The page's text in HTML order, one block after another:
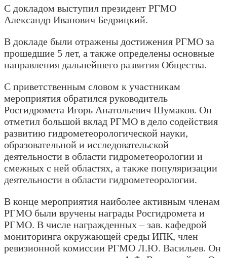
С докладом выступил президент РГМО
Александр Иванович Бедрицкий.
В докладе были отражены достижения РГМО за
прошедшие 5 лет, а также определены основные
направления дальнейшего развития Общества.
С приветственным словом к участникам
мероприятия обратился руководитель
Росгидромета Игорь Анатольевич Шумаков. Он
отметил большой вклад РГМО в дело содействия
развитию гидрометеорологической науки,
образовательной и исследовательской
деятельности в области гидрометеорологии и
смежных с ней областях, а также популяризации
деятельности в области гидрометеорологии.
В конце мероприятия наиболее активным членам
РГМО были вручены награды Росгидромета и
РГМО. В числе награжденных – зав. кафедрой
мониторинга окружающей среды ИПК, член
ревизионной комиссии РГМО Л.Ю. Васильев. Он